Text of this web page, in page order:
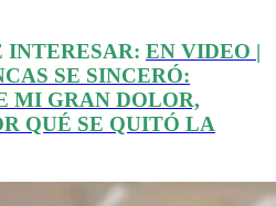
INTERESAR: EN VIDEO |
SE SINCERÓ:
MI GRAN DOLOR,
QUÉ SE QUITÓ LA